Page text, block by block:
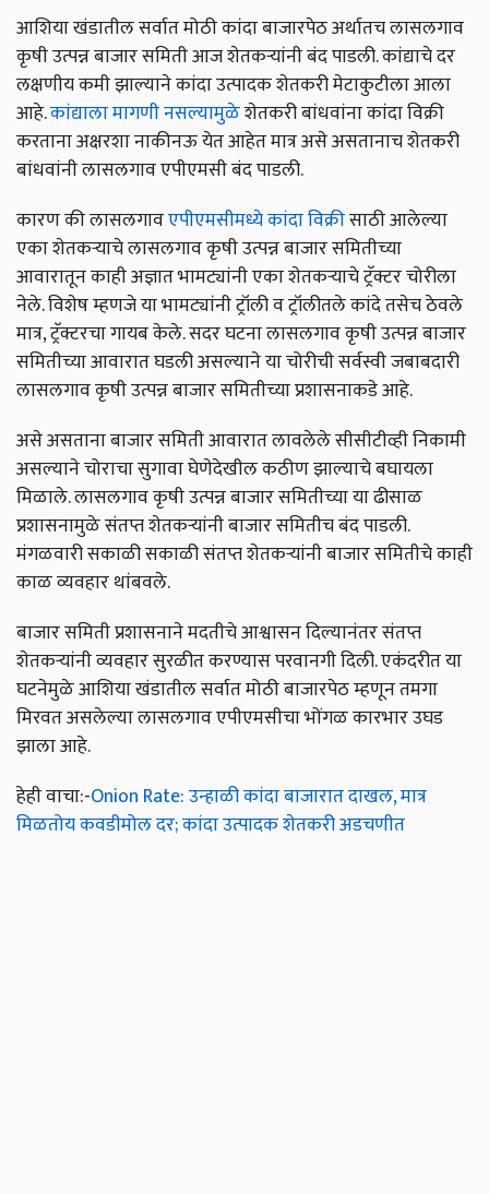
आशिया खंडातील सर्वात मोठी कांदा बाजारपेठ अर्थातच लासलगाव
कृषी उत्पन्न बाजार समिती आज शेतकऱ्यांनी बंद पाडली. कांद्याचे दर
लक्षणीय कमी झाल्याने कांदा उत्पादक शेतकरी मेटाकुटीला आला
आहे.कांद्याला मागणी नसल्यामुळेशेतकरी बांधवांना कांदा विक्री
करताना अक्षरशा नाकीनऊ येत आहेत मात्र असे असतानाच शेतकरी
बांधवांनी लासलगाव एपीएमसी बंद पाडली.
कारण की लासलगावएपीएमसीमध्ये कांदा विक्रीसाठी आलेल्या
एका शेतकऱ्याचे लासलगाव कृषी उत्पन्न बाजार समितीच्या
आवारातून काही अज्ञात भामट्यांनी एका शेतकऱ्याचे ट्रॅक्टर चोरीला
नेले. विशेष म्हणजे या भामट्यांनी ट्रॉली व ट्रॉलीतले कांदे तसेच ठेवले
मात्र, ट्रॅक्टरचा गायब केले. सदर घटना लासलगाव कृषी उत्पन्न बाजार
समितीच्या आवारात घडली असल्याने या चोरीची सर्वस्वी जबाबदारी
लासलगाव कृषी उत्पन्न बाजार समितीच्या प्रशासनाकडे आहे.
असे असताना बाजार समिती आवारात लावलेले सीसीटीव्ही निकामी
असल्याने चोराचा सुगावा घेणेदेखील कठीण झाल्याचे बघायला
मिळाले. लासलगाव कृषी उत्पन्न बाजार समितीच्या या ढीसाळ
प्रशासनामुळे संतप्त शेतकऱ्यांनी बाजार समितीच बंद पाडली.
मंगळवारी सकाळी सकाळी संतप्त शेतकऱ्यांनी बाजार समितीचे काही
काळ व्यवहार थांबवले.
बाजार समिती प्रशासनाने मदतीचे आश्वासन दिल्यानंतर संतप्त
शेतकऱ्यांनी व्यवहार सुरळीत करण्यास परवानगी दिली. एकंदरीत या
घटनेमुळे आशिया खंडातील सर्वात मोठी बाजारपेठ म्हणून तमगा
मिरवत असलेल्या लासलगाव एपीएमसीचा भोंगळ कारभार उघड
झाला आहे.
हेही वाचा:-Onion Rate: उन्हाळी कांदा बाजारात दाखल, मात्र
मिळतोय कवडीमोल दर; कांदा उत्पादक शेतकरी अडचणीत